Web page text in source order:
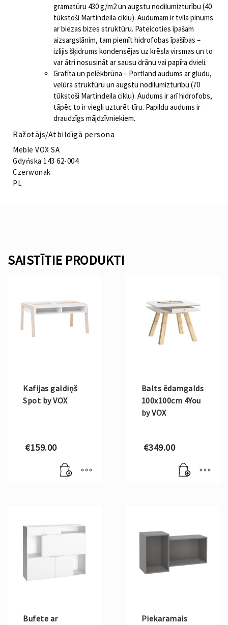
gramatūru 430 g/m2 un augstu nodilumizturību (40
tūkstoši Martindeila ciklu). Audumam ir tvīla pinums
ar biezas bizes struktūru. Pateicoties īpašam
aizsargslānim, tam piemīt hidrofobas īpašības –
izlijis šķidrums kondensējas uz krēsla virsmas un to
var ātri nosusināt ar sausu drānu vai papīra dvieli.
Grafīta un pelēkbrūna – Portland audums ar gludu,
velūra struktūru un augstu nodilumizturību (70
tūkstoši Martindeila ciklu). Audums ir arī hidrofobs,
tāpēc to ir viegli uzturēt tīru. Papildu audums ir
draudzīgs mājdzīvniekiem.
Ražotājs/Atbildīgā persona
Meble VOX SA
Gdyńska 143 62-004
Czerwonak
PL
SAISTĪTIE PRODUKTI
Kafijas galdiņš
Spot by VOX
€159.00
Balts ēdamgalds
100x100cm 4You
by VOX
€349.00
Bufete ar
Piekaramais